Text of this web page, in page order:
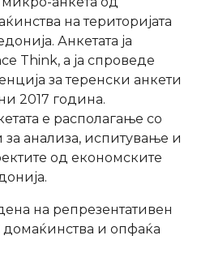
на територијата
Анкетата ја
Think, а ја спроведе
за теренски анкети
2017 година.
е располагање со
анализа, испитување и
од економските
на репрезентативен
и опфаќа